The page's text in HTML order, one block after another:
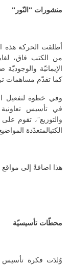
منشورات “النّور “
من الكتب فاق،
الإيمانيّة
كما تقدّم مساهمات
وفي خطوة لتفعيل
في تأسيس تعاونية
والتوزيع”، تقوم على
الكتبالمتعدّدة
هذا اضافةً إلى مواقع
محطّات تأسيسيّة